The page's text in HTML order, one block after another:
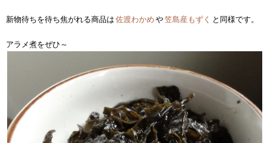
新物待ちを待ち焦がれる商品は 佐渡わかめ や笠島産もずく と同様です。
アラメ煮をぜひ～